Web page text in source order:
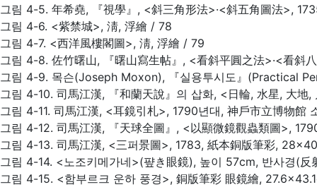
그림 4-5. 年希堯, 『視學』, <斜三角形法>·<斜五角圖法>,
그림 4-6. <紫禁城>, 淸, 浮繪 / 78
그림 4-7. <西洋風樓閣圖>, 淸, 浮繪 / 79
그림 4-8. 佐竹曙山, 『曙山寫生帖』, <看斜平圓之法>·<看斜
그림 4-9. 목슨(Joseph Moxon), 『실용투시도』(Practical
그림 4-10. 司馬江漢, 『和蘭天說』의 삽화, <日輪, 水星, 大
그림 4-11. 司馬江漢, <耳鏡引札>, 1790년대, 神戶市立博物館
그림 4-12. 司馬江漢, 『天球全圖』, <以顯微鏡觀蟲類圖>,
그림 4-13. 司馬江漢, <三퍼景圖>, 1783, 紙本銅版筆彩,
그림 4-14. <노조키메가네>(퍞き眼鏡), 높이 57cm, 반사경(
그림 4-15. <함부르크 운하 풍경>, 銅版筆彩 眼鏡繪,